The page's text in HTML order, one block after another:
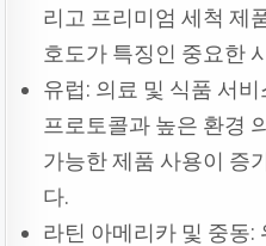
리고 프리미엄 세척 제
호도가 특징인 중요한
유럽: 의료 및 식품 서
프로토콜과 높은 환경
가능한 제품 사용이 증
다.
라틴 아메리카 및 중동: